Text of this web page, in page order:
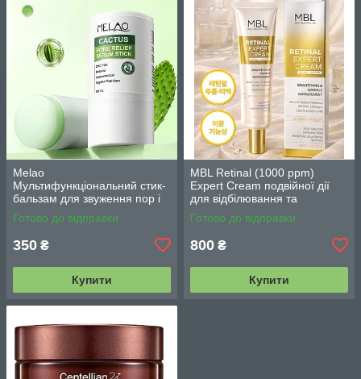
Melao
Мультифункціональний стик-
бальзам для звуження пор і
контролю себуму 30 г
Готово до відправки
350 ₴
Купити
MBL Retinal (1000 ppm)
Expert Cream подвійної дії
для відбілювання та
зменшення зморшок з
ретиналем 30 г
Готово до відправки
800 ₴
Купити